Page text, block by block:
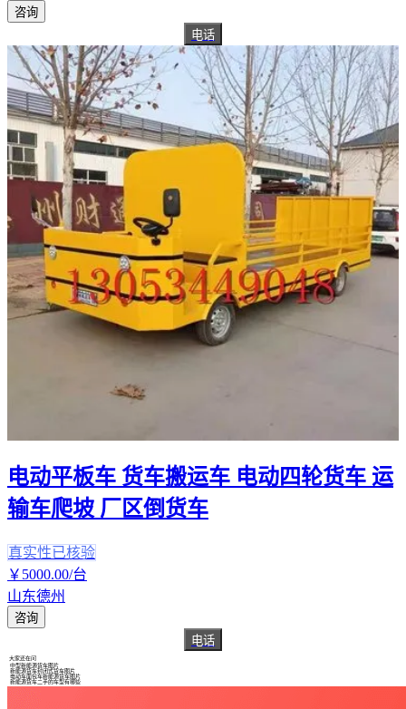
咨询
电话
电动平板车 货车搬运车 电动四轮货车 运
输车爬坡 厂区倒货车
真实性已核验
￥ 5000.00/台
山东德州
咨询
电话
大家还在问
中型新能源货车图片
新能源货车封闭式货车图片
电动车面包车新能源货车图片
新能源货车二手的车型有哪些